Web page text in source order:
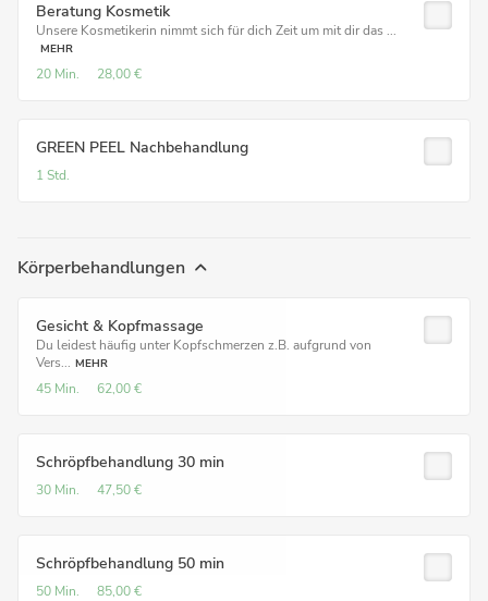
Beratung Kosmetik
Unsere Kosmetikerin nimmt sich für dich Zeit um mit dir das ...
MEHR
20 Min. 28,00 €
GREEN PEEL Nachbehandlung
1 Std.
Körperbehandlungen
Gesicht & Kopfmassage
Du leidest häufig unter Kopfschmerzen z.B. aufgrund von
Vers... MEHR
45 Min. 62,00 €
Schröpfbehandlung 30 min
30 Min. 47,50 €
Schröpfbehandlung 50 min
50 Min. 85,00 €